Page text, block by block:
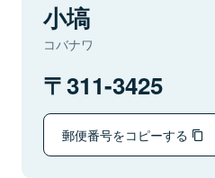
小塙
コバナワ
311-3425
郵便番号をコピーする